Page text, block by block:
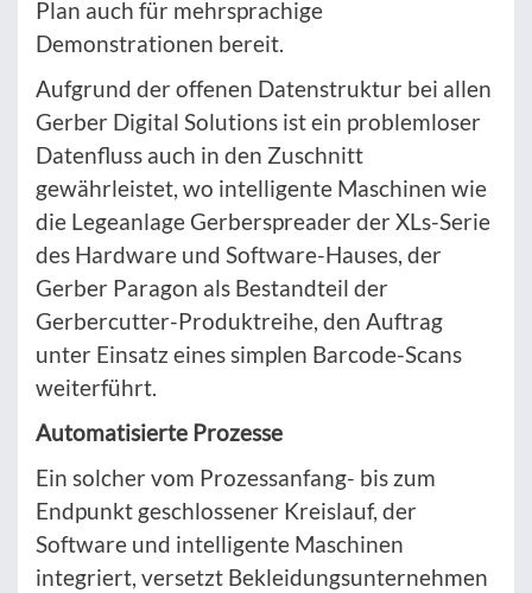
Plan auch für mehrsprachige
Demonstrationen bereit.
Aufgrund der offenen Datenstruktur bei allen
Gerber Digital Solutions ist ein problemloser
Datenfluss auch in den Zuschnitt
gewährleistet, wo intelligente Maschinen wie
die Legeanlage Gerberspreader der XLs-Serie
des Hardware und Software-Hauses, der
Gerber Paragon als Bestandteil der
Gerbercutter-Produktreihe, den Auftrag
unter Einsatz eines simplen Barcode-Scans
weiterführt.
Automatisierte Prozesse
Ein solcher vom Prozessanfang- bis zum
Endpunkt geschlossener Kreislauf, der
Software und intelligente Maschinen
integriert, versetzt Bekleidungsunternehmen